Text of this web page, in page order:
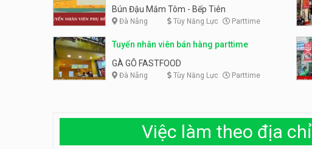
Tôm – Bếp Tiên
Bún Đậu Mắm Tôm - Bếp Tiên
Đà Nẵng Tùy Năng Lực Parttime
Tuyển nhân viên bán hàng parttime
GÀ GÔ FASTFOOD
Đà Nẵng Tùy Năng Lực Parttime
Việc làm theo địa chỉ